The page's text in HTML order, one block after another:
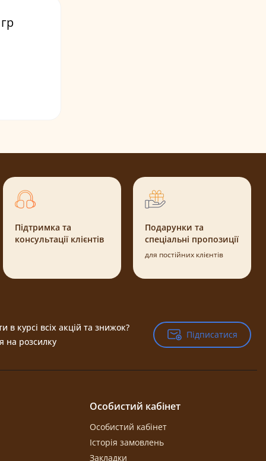
Підтримка та
консультації клієнтів
Подарунки та
спеціальні пропозиції
для постійних клієнтів
в курсі всіх акцій та знижок?
на розсилку
Підписатися
Підписатися
Особистий кабінет
Особистий кабінет
Історія замовлень
Закладки